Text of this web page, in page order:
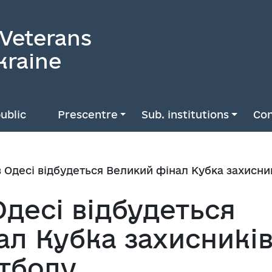
Prescentre Sub. institutions
Одесі відбудеться Великий фінал Кубка
відбудеться
Кубка